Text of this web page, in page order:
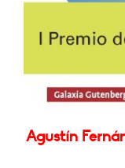
Agustín